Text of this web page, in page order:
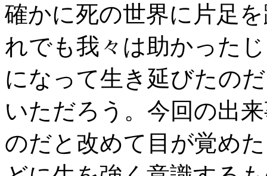
確かに死の世界に片足
れでも我々は助かった
になって生き延びたの
いただろう。今回の出
のだと改めて目が覚め